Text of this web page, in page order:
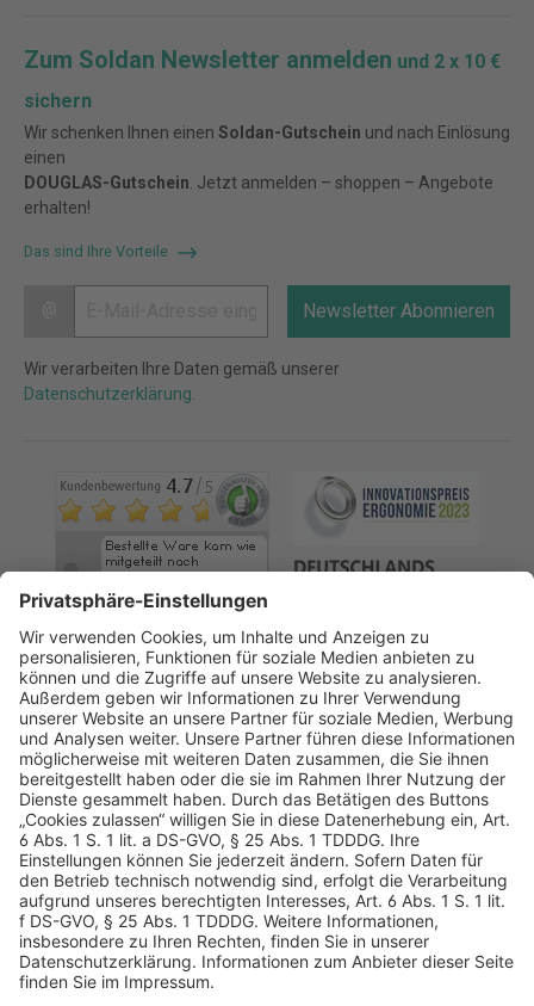
Zum Soldan Newsletter anmelden und 2 x 10 €
sichern
Wir schenken Ihnen einen Soldan-Gutschein und nach Einlösung
einen
DOUGLAS-Gutschein . Jetzt anmelden – shoppen – Angebote
erhalten!
Das sind Ihre Vorteile
Newsletter Abonnieren
Wir verarbeiten Ihre Daten gemäß unserer
Datenschutzerklärung
AGB Datenschutz
Impressum
Sicherheitshinweis
Compliance